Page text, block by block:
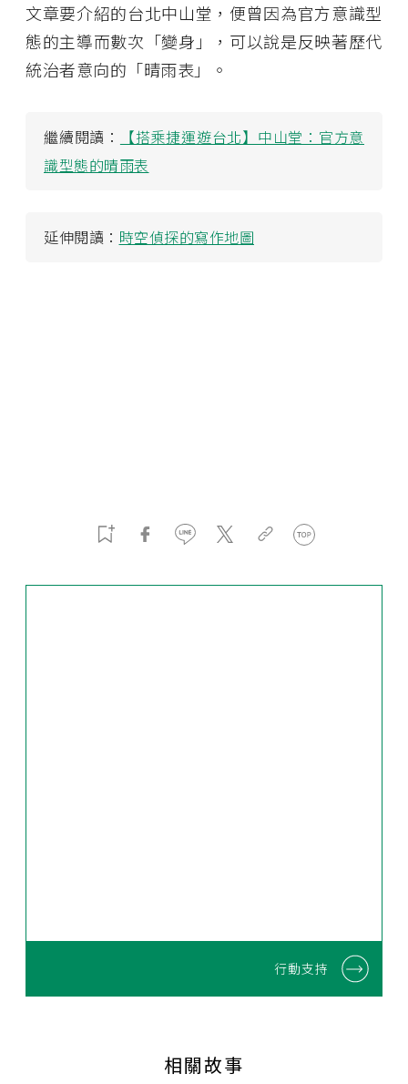
文章要介紹的台北中山堂，便曾因為官方意識型
態的主導而數次「變身」，可以說是反映著歷代
統治者意向的「晴雨表」。
繼續閱讀：
【搭乘捷運遊台北】中山堂：官方意
識型態的晴雨表
延伸閱讀： 時空偵探的寫作地圖
行動支持
相關故事